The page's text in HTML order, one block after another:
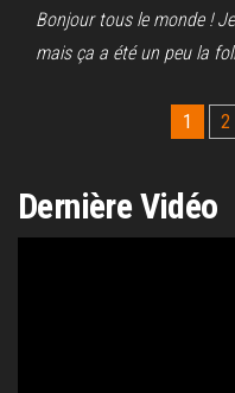
Bonjour tous le monde !
mais ça a été un peu la
1 2
Dernière Vidéo